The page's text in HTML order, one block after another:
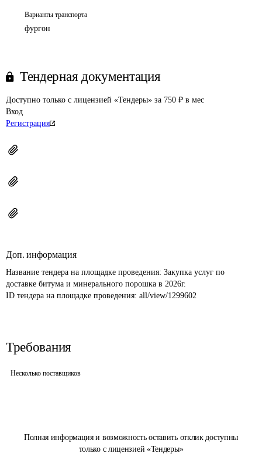
Полная информация и возможность оставить отклик доступны
только с лицензией «Тендеры»
Варианты транспорта
фургон
Тендерная документация
Доступно только с лицензией «Тендеры» за 750 ₽ в мес
Вход
Регистрация
Доп. информация
Название тендера на площадке проведения: Закупка услуг по
доставке битума и минерального порошка в 2026г.
ID тендера на площадке проведения: all/view/1299602
Требования
Несколько поставщиков